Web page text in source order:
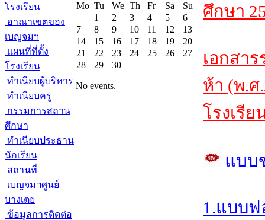
โรงเรียน
อาณาเขตของ
เบญจมฯ
แผนที่ที่ตั้ง
โรงเรียน
ทำเนียบผู้บริหาร
ทำเนียบครู
กรรมการสถาน
ศึกษา
ทำเนียบประธาน
นักเรียน
สถานที่
เบญจมฯศูนย์
บางเตย
ข้อมูลการติดต่อ
Mo Tu We Th Fr Sa
Su
1
2 3 4 5
6
7
8 9 10 11 12
13
14
15 16 17 18 19
20
21
22 23 24 25 26
27
28
29 30
No events.
ศึกษา
เอกสา
ห้า (พ.ศ
โรงเรี
แบบ
1.แบบ